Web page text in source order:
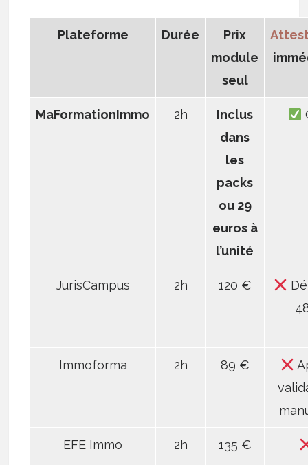
Plateforme Durée
Prix
module
seul
MaFormationImmo 2h
Inclus
dans
les
packs
ou 29
euros à
l’unité
JurisCampus 2h 120 €
Immoforma 2h 89 €
EFE Immo 2h 135 €